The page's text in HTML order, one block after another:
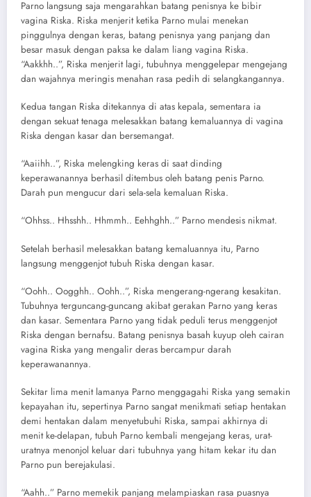
Parno langsung saja mengarahkan batang penisnya ke bibir
vagina Riska. Riska menjerit ketika Parno mulai menekan
pinggulnya dengan keras, batang penisnya yang panjang dan
besar masuk dengan paksa ke dalam liang vagina Riska.
“Aakkhh..”, Riska menjerit lagi, tubuhnya menggelepar mengejang
dan wajahnya meringis menahan rasa pedih di selangkangannya.
Kedua tangan Riska ditekannya di atas kepala, sementara ia
dengan sekuat tenaga melesakkan batang kemaluannya di vagina
Riska dengan kasar dan bersemangat.
“Aaiihh..”, Riska melengking keras di saat dinding
keperawanannya berhasil ditembus oleh batang penis Parno.
Darah pun mengucur dari sela-sela kemaluan Riska.
“Ohhss.. Hhsshh.. Hhmmh.. Eehhghh..” Parno mendesis nikmat.
Setelah berhasil melesakkan batang kemaluannya itu, Parno
langsung menggenjot tubuh Riska dengan kasar.
“Oohh.. Oogghh.. Oohh..”, Riska mengerang-ngerang kesakitan.
Tubuhnya terguncang-guncang akibat gerakan Parno yang keras
dan kasar. Sementara Parno yang tidak peduli terus menggenjot
Riska dengan bernafsu. Batang penisnya basah kuyup oleh cairan
vagina Riska yang mengalir deras bercampur darah
keperawanannya.
Sekitar lima menit lamanya Parno menggagahi Riska yang semakin
kepayahan itu, sepertinya Parno sangat menikmati setiap hentakan
demi hentakan dalam menyetubuhi Riska, sampai akhirnya di
menit ke-delapan, tubuh Parno kembali mengejang keras, urat-
uratnya menonjol keluar dari tubuhnya yang hitam kekar itu dan
Parno pun berejakulasi.
“Aahh..” Parno memekik panjang melampiaskan rasa puasnya